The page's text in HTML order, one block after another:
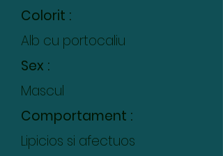
Colorit :
Alb cu portocaliu
Sex :
Mascul
Comportament :
Lipicios si afectuos